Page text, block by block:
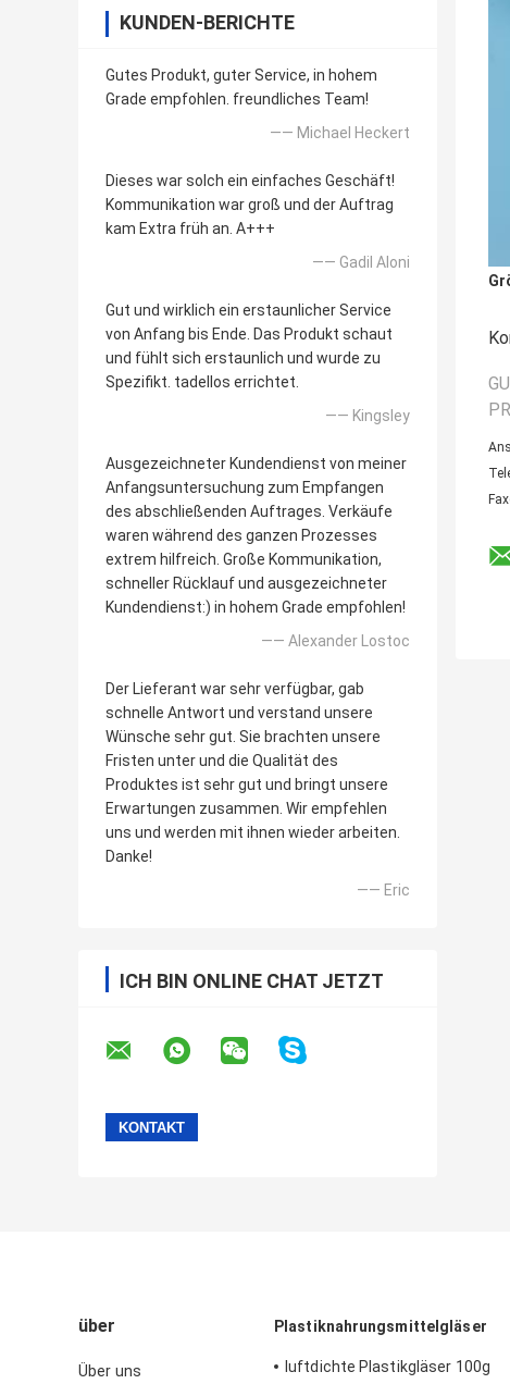
KUNDEN-BERICHTE
Gutes Produkt, guter Service, in hohem
Grade empfohlen. freundliches Team!
—— Michael Heckert
Dieses war solch ein einfaches Geschäft!
Kommunikation war groß und der Auftrag
kam Extra früh an. A+++
—— GadiI Aloni
Gut und wirklich ein erstaunlicher Service
von Anfang bis Ende. Das Produkt schaut
und fühlt sich erstaunlich und wurde zu
Spezifikt. tadellos errichtet.
—— Kingsley
Ausgezeichneter Kundendienst von meiner
Anfangsuntersuchung zum Empfangen
des abschließenden Auftrages. Verkäufe
waren während des ganzen Prozesses
extrem hilfreich. Große Kommunikation,
schneller Rücklauf und ausgezeichneter
Kundendienst:) in hohem Grade empfohlen!
—— Alexander Lostoc
Der Lieferant war sehr verfügbar, gab
schnelle Antwort und verstand unsere
Wünsche sehr gut. Sie brachten unsere
Fristen unter und die Qualität des
Produktes ist sehr gut und bringt unsere
Erwartungen zusammen. Wir empfehlen
uns und werden mit ihnen wieder arbeiten.
Danke!
—— Eric
ICH BIN ONLINE CHAT JETZT
über
Über uns
Plastiknahrungsmittelgläser
luftdichte Plastikgläser 100g